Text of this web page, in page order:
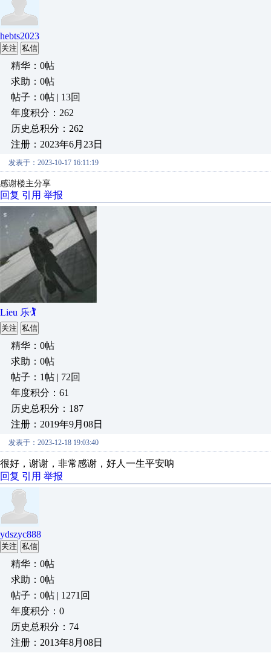
hebts2023
关注 私信
精华：0帖
求助：0帖
帖子：0帖 | 13回
年度积分：262
历史总积分：262
注册：2023年6月23日
发表于：2023-10-17 16:11:19
感谢楼主分享
回复 引用 举报
Lieu 乐🏌
关注 私信
精华：0帖
求助：0帖
帖子：1帖 | 72回
年度积分：61
历史总积分：187
注册：2019年9月08日
发表于：2023-12-18 19:03:40
很好，谢谢，非常感谢，好人一生平安呐
回复 引用 举报
ydszyc888
关注 私信
精华：0帖
求助：0帖
帖子：0帖 | 1271回
年度积分：0
历史总积分：74
注册：2013年8月08日